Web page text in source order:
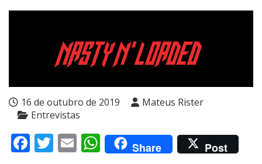
16 de outubro de 2019
Mateus Rister
Entrevistas
Facebook
Twitter
EmailWhatsApp
Share Post